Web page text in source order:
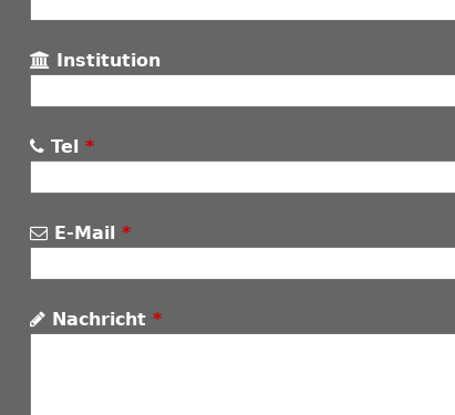
Institution
Tel *
E-Mail *
Nachricht *